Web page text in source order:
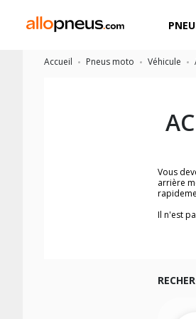
Accueil Pneus moto Véhicule
Vous
arrière
Il n'est
Vous